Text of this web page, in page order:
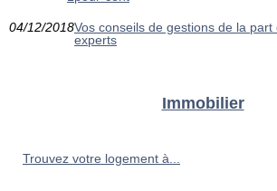
04/12/2018Vos conseils de gestions de la part
experts
Immobilier
Trouvez votre logement à...